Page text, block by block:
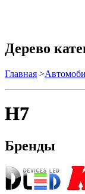
Дерево
Главная >
H7
Бренды